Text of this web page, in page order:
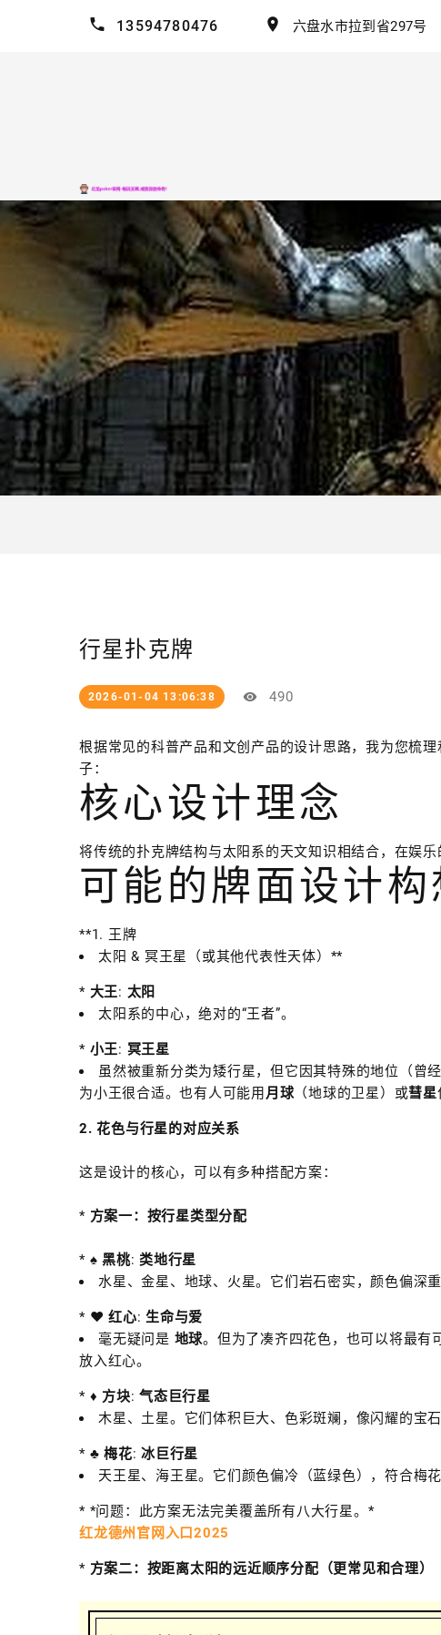
13594780476 六盘水市拉到省297号
行星扑克牌
2026-01-04 13:06:38 490
根据常见的科普产品和文创产品的设计思路，我为您梳
子：
核心设计理念
将传统的扑克牌结构与太阳系的天文知识相结合，在娱乐
可能的牌面设计构
**1. 王牌
太阳 & 冥王星（或其他代表性天体）**
* 大王: 太阳
太阳系的中心，绝对的“王者”。
* 小王: 冥王星
虽然被重新分类为矮行星，但它因其特殊的地位（曾
为小王很合适。也有人可能用 月球（地球的卫星）或彗星
2. 花色与行星的对应关系
这是设计的核心，可以有多种搭配方案：
* 方案一：按行星类型分配
* ♠️ 黑桃: 类地行星
水星、金星、地球、火星。它们岩石密实，颜色偏深
* ♥️ 红心: 生命与爱
毫无疑问是 地球。但为了凑齐四花色，也可以将最有
放入红心。
* ♦️ 方块: 气态巨行星
木星、土星。它们体积巨大、色彩斑斓，像闪耀的宝石
* ♣️ 梅花: 冰巨行星
天王星、海王星。它们颜色偏冷（蓝绿色），符合梅花
* *问题：此方案无法完美覆盖所有八大行星。*
红龙德州官网入口2025
* 方案二：按距离太阳的远近顺序分配（更常见和合理）